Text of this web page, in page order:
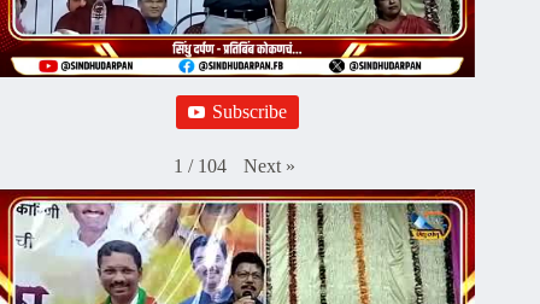
Subscribe
1 / 104 Next »